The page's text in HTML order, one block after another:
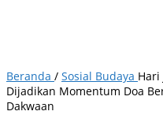
Beranda / Sosial Budaya Hari
Dijadikan Momentum Doa
Dakwaan